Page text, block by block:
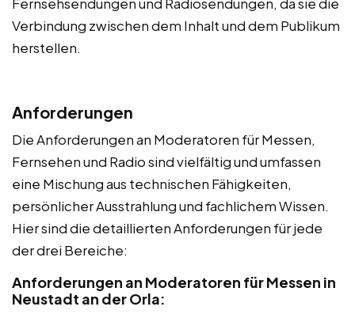
Verbindung zwischen dem Inhalt und dem Publikum
herstellen.
Anforderungen
Die Anforderungen an Moderatoren für Messen,
Fernsehen und Radio sind vielfältig und umfassen
eine Mischung aus technischen Fähigkeiten,
persönlicher Ausstrahlung und fachlichem Wissen.
Hier sind die detaillierten Anforderungen für jede
der drei Bereiche:
Anforderungen an Moderatoren für Messen in
Neustadt an der Orla: